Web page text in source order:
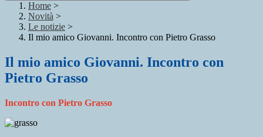
Home >
Novità >
Le notizie >
Il mio amico Giovanni. Incontro con Pietro Grasso
Il mio amico Giovanni. Incontro con
Pietro Grasso
Incontro con Pietro Grasso